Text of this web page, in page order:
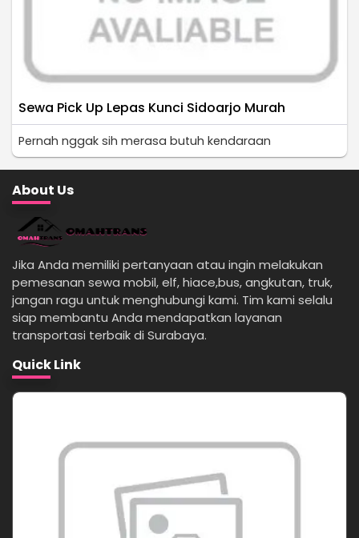
Sewa Pick Up Lepas Kunci Sidoarjo Murah
Pernah nggak sih merasa butuh kendaraan
About Us
Jika Anda memiliki pertanyaan atau ingin melakukan
pemesanan sewa mobil, elf, hiace,bus, angkutan, truk,
jangan ragu untuk menghubungi kami. Tim kami selalu
siap membantu Anda mendapatkan layanan
transportasi terbaik di Surabaya.
Quick Link